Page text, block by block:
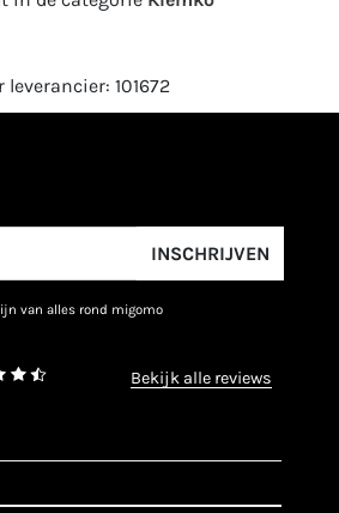
101672
INSCHRIJVEN
van alles rond migomo
bekijk alle reviews